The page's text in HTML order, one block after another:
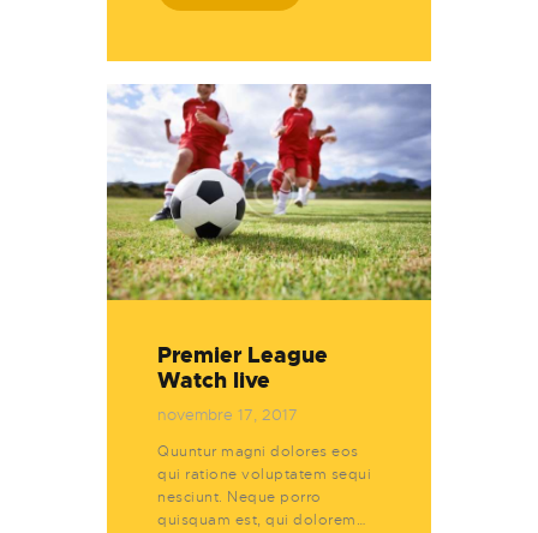
Premier League
Watch live
novembre 17, 2017
Quuntur magni dolores eos
qui ratione voluptatem sequi
nesciunt. Neque porro
quisquam est, qui dolorem…